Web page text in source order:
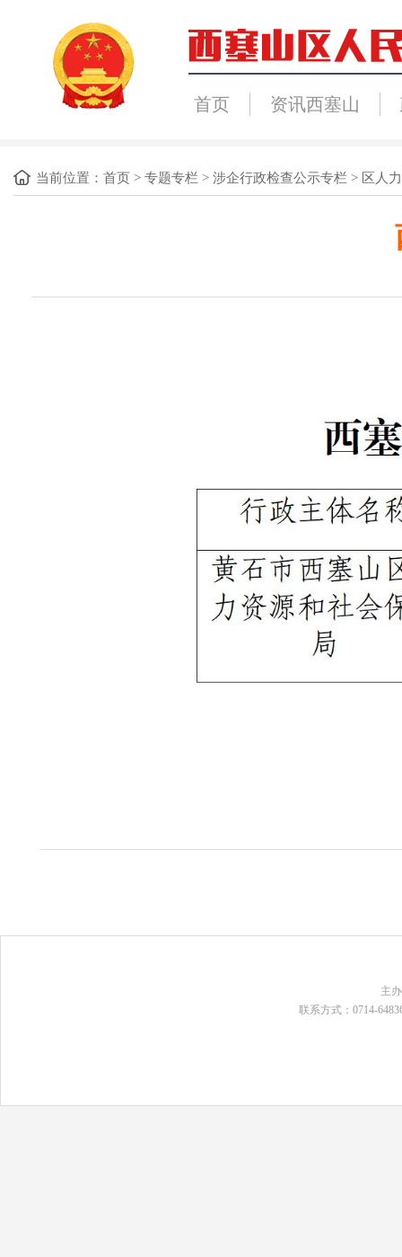
首页 资讯西塞山
当前位置： 首页 > 专题专栏 > 涉企行政检查公示专栏 > 区人
主
联系方式：0714-